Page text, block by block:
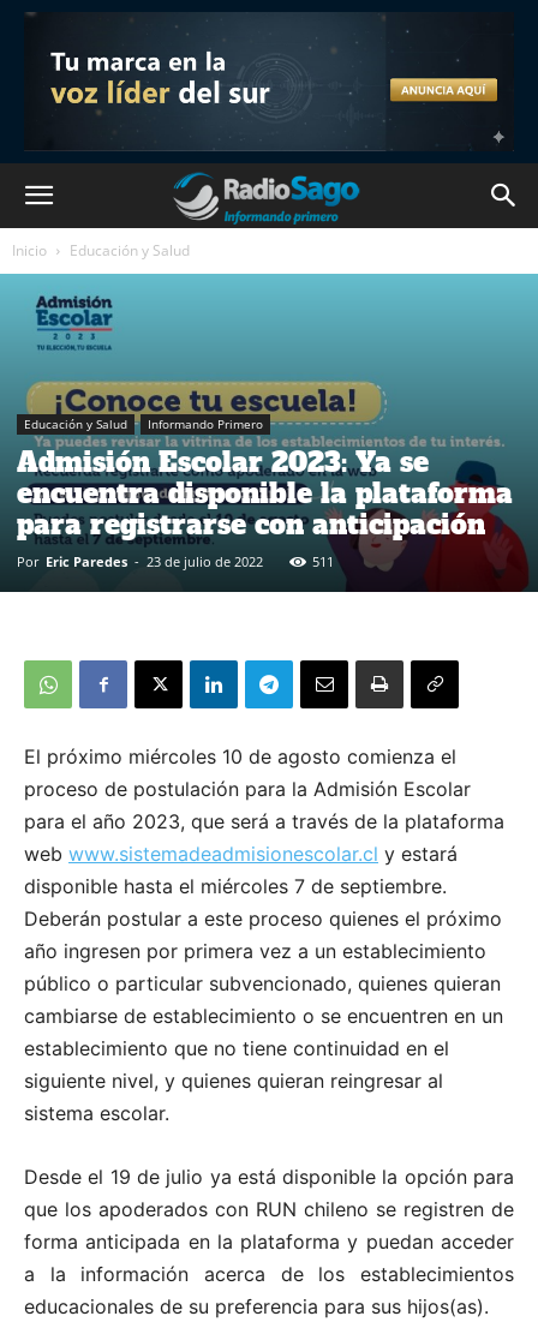
Inicio Educación y Salud
Educación y Salud Informando Primero
Admisión Escolar 2023: Ya se
encuentra disponible la plataforma
para registrarse con anticipación
Por Eric Paredes - 23 de julio de 2022 511
El próximo miércoles 10 de agosto comienza el
proceso de postulación para la Admisión Escolar
para el año 2023, que será a través de la plataforma
web www.sistemadeadmisionescolar.cl y estará
disponible hasta el miércoles 7 de septiembre.
Deberán postular a este proceso quienes el próximo
año ingresen por primera vez a un establecimiento
público o particular subvencionado, quienes quieran
cambiarse de establecimiento o se encuentren en un
establecimiento que no tiene continuidad en el
siguiente nivel, y quienes quieran reingresar al
sistema escolar.
Desde el 19 de julio ya está disponible la opción para
que los apoderados con RUN chileno se registren de
forma anticipada en la plataforma y puedan acceder
a la información acerca de los establecimientos
educacionales de su preferencia para sus hijos(as).